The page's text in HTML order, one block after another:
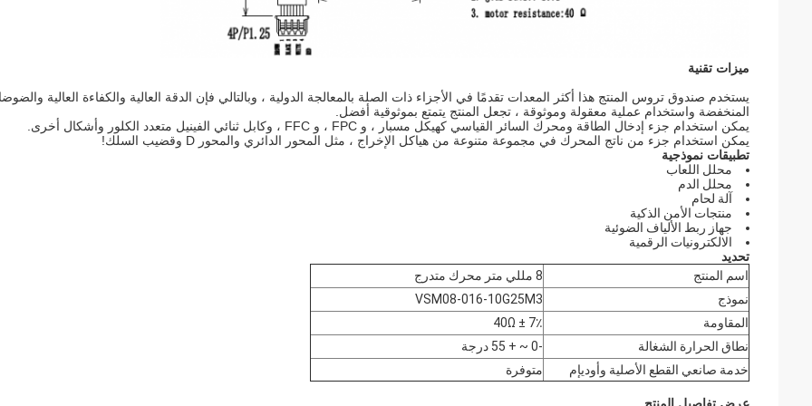
ميزات تقنية
يستخدم صندوق تروس المنتج هذا أكثر المعدات تقدمًا في الأجزاء ذات الصلة بالمعالجة الدولية ، وبالتالي فإن الدقة العالية والكفاءة العالية
المنخفضة واستخدام عملية معقولة وموثوقة ، تجعل المنتج يتمتع بموثوقية أفضل.
يمكن استخدام جزء إدخال الطاقة ومحرك السائر القياسي كهيكل مسبار ، و FPC ، و FFC ، وكابل ثنائي الفينيل متعدد الكلور وأشكال أخرى.
يمكن استخدام جزء من ناتج المحرك في مجموعة متنوعة من هياكل الإخراج ، مثل المحور الدائري والمحور D وقضيب السلك!
تطبيقات نموذجية
محلل اللعاب
محلل الدم
آلة لحام
منتجات الأمن الذكية
جهاز ربط الألياف الضوئية
الالكترونيات الرقمية
تحديد
اسم المنتج
8 مللي متر محرك متدرج
نموذج
VSM08-016-10G25M3
المقاومة
40Ω ± 7٪
نطاق الحرارة الشغالة
-0 ~ + 55 درجة
خدمة صانعي القطع الأصلية وأوديإم
متوفرة